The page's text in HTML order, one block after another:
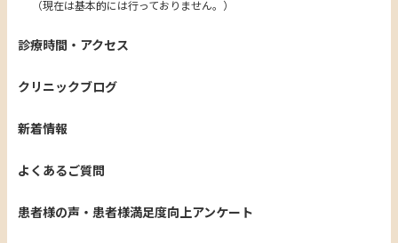
（現在は基本的には行っておりません。）
診療時間・アクセス
クリニックブログ
新着情報
よくあるご質問
患者様の声・患者様満足度向上アンケート